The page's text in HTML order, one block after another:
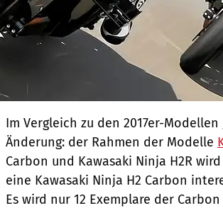
Im Vergleich zu den 2017er-
Änderung: der Rahmen der Modelle
Carbon und Kawasaki Ninja H2R
eine Kawasaki Ninja H2 Carbon
Es wird nur 12 Exemplare der